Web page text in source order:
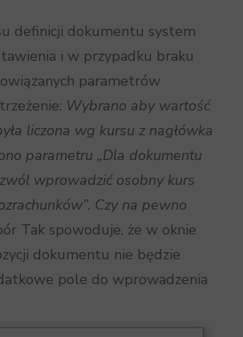
definicji dokumentu system
i w przypadku braku
parametrów
Wybrano aby wartość
liczona wg kursu z nagłówka
parametru „Dla dokumentu
wprowadzić osobny kurs
Czy na pewno
Tak spowoduje, że w oknie
dokumentu nie będzie
pole do wprowadzenia